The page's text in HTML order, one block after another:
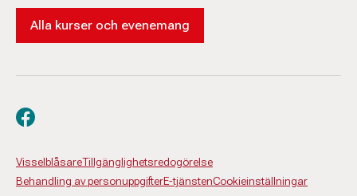
Alla kurser och evenemang
VisselblåsareTillgänglighetsredogörelse
Behandling av personuppgifterE-tjänstenCookieinställningar
Besök oss på facebook